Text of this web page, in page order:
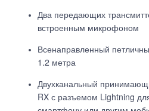
Два передающих
встроенным микрофоном
Всенаправленный
1.2 метра
Двухканальный
RX с разъемом Lightning